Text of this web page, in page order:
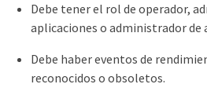
Debe tener el rol de operador,
aplicaciones o administrador de
Debe haber eventos de
reconocidos o obsoletos.